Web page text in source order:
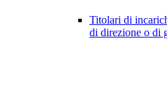
Titolari di
di direzione o di